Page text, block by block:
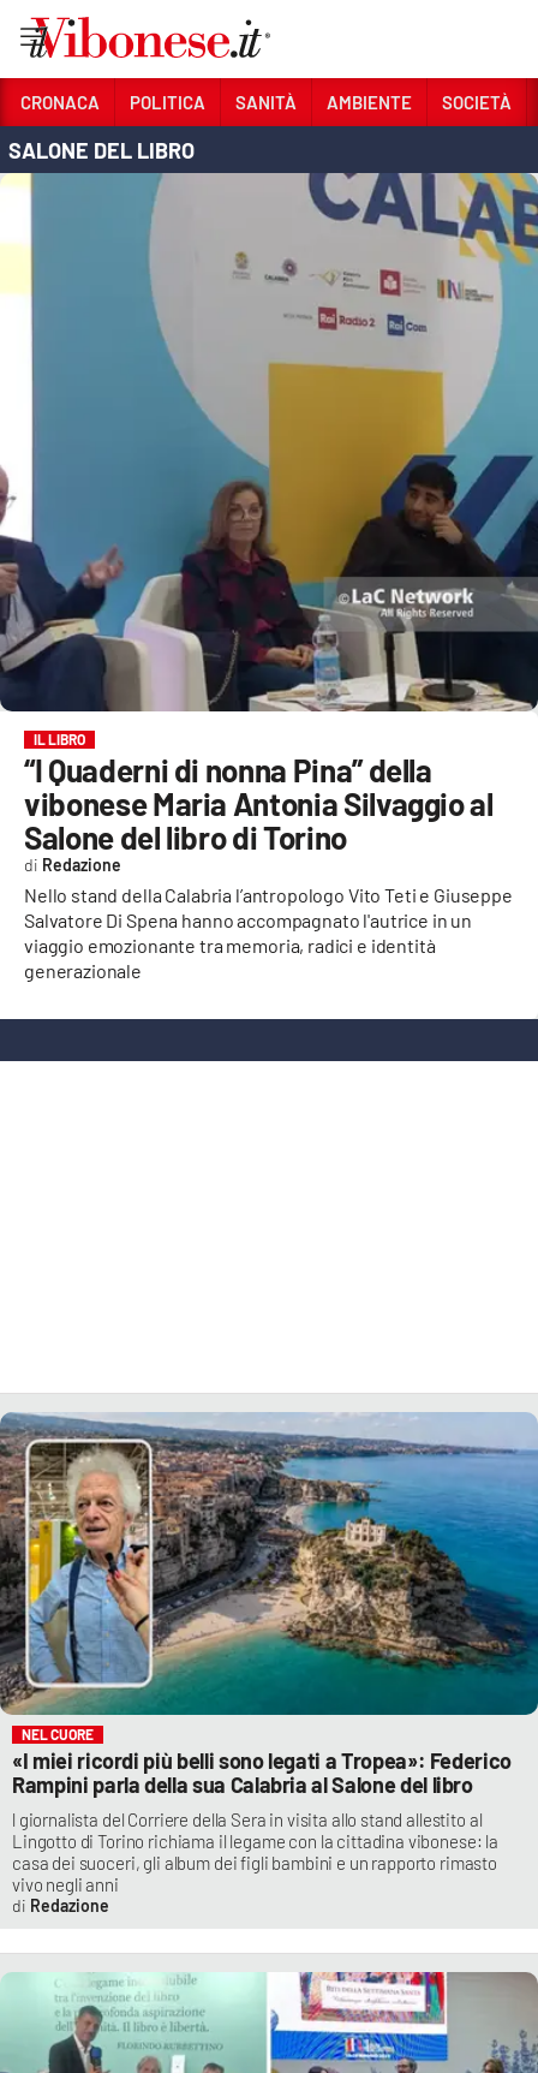
Sezioni
CRONACA
SANITÀ
EVENTI
SPORT
Streaming
LAC TV
LAC NETWORK
LAC ONAIR
LaC
Network
LACPLAY.IT
App
ANDROID
APPLE
CRONACA POLITICA SANITÀ AMBIENTE SOCIETÀ
SALONE DEL LIBRO
IL LIBRO
“I Quaderni di nonna Pina” della
vibonese Maria Antonia Silvaggio al
Salone del libro di Torino
Nello stand della Calabria l’antropologo Vito Teti e Giuseppe
Salvatore Di Spena hanno accompagnato l'autrice in un
viaggio emozionante tra memoria, radici e identità
generazionale
Redazione
NEL CUORE
«I miei ricordi più belli sono legati a Tropea»: Federico
Rampini parla della sua Calabria al Salone del libro
l giornalista del Corriere della Sera in visita allo stand allestito al
Lingotto di Torino richiama il legame con la cittadina vibonese: la
casa dei suoceri, gli album dei figli bambini e un rapporto rimasto
vivo negli anni
Redazione